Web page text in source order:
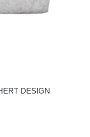
DESIGN